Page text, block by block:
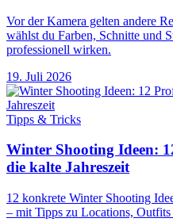
Vor der Kamera gelten andere
wählst du Farben, Schnitte und
professionell wirken.
19. Juli 2026
Tipps & Tricks
Winter Shooting Ideen:
die kalte Jahreszeit
12 konkrete Winter Shooting
– mit Tipps zu Locations,